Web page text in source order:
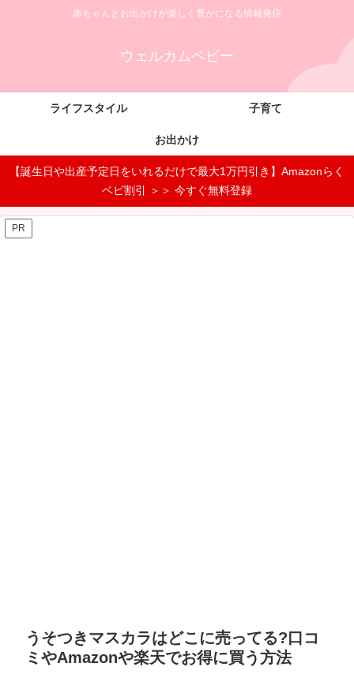
赤ちゃんとお出かけが楽しく豊かになる情報発信
ウェルカムベビー
ライフスタイル 子育て
お出かけ
【誕生日や出産予定日をいれるだけで最大1万円引き】Amazonらく
ベビ割引 ＞＞ 今すぐ無料登録
PR
うそつきマスカラはどこに売ってる?口コ
ミやAmazonや楽天でお得に買う方法